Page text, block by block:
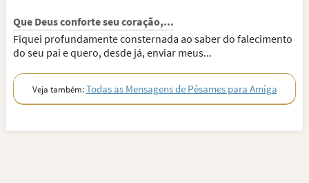
Que Deus conforte seu coração,...
Fiquei profundamente consternada ao saber do falecimento
do seu pai e quero, desde já, enviar meus...
Veja também:Todas as Mensagens de Pêsames para Amiga